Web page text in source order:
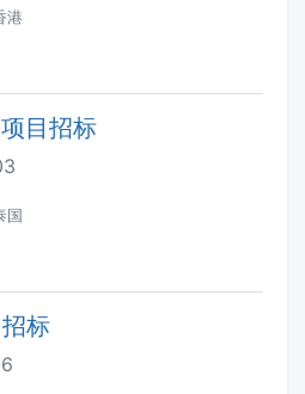
港
目招标
国
标